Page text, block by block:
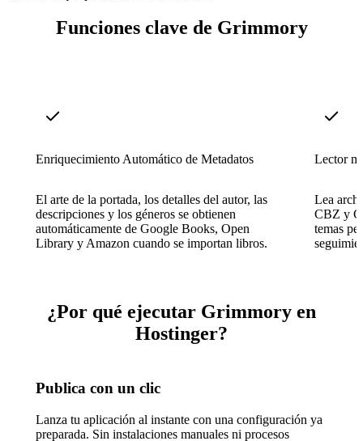
Funciones clave de Grimmory
Enriquecimiento Automático de Metadatos
El arte de la portada, los detalles del autor, las
descripciones y los géneros se obtienen
automáticamente de Google Books, Open
Library y Amazon cuando se importan libros.
Lector
Lea
CBZ y
temas
¿Por qué ejecutar Grimmory en
Hostinger?
Publica con un clic
Lanza tu aplicación al instante con una configuración ya
preparada. Sin instalaciones manuales ni procesos